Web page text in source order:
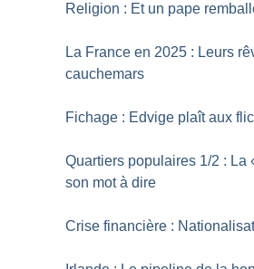
Religion : Et un pape
La France en 2025 : Leurs
cauchemars
Fichage : Edvige plaît aux
Quartiers populaires 1/2 : La
son mot à dire
Crise financière :